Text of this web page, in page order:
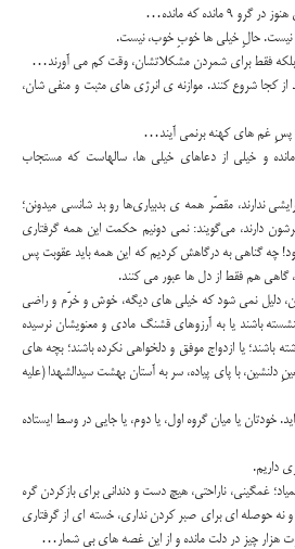
نیست. حالِ خیلی ها خوبِ خوب، نیست.
فقط برای شمردن مشکلاتشان، وقت کم می آورند…
از کجا شروع کنند. موازنه ی انرژی های مثبت و منفی شان،
پسِ غم های کهنه برنمی آیند…
و خیلی از دعاهای خیلی ‌ها، سالهاست که مستجاب
ندارند، مقصّر همه ی بدبیاری‌ها رو بد شانسی میدونن؛
دارند، می‌گویند: نمی دونیم حکمت این همه گرفتاری
چه گناهی به درگاهش کردیم که این همه باید عقوبت پس
گاهی هم فقط از دل ها عبور می کنند.
دلیل نمی شود که خیلی های دیگه، خوش و خرّم و راضی
باشند یا به آرزوهای قشنگ مادی و معنویشان نرسیده
یا ازدواج موفق و دلخواهی نکرده باشند؛ بچه های
دلنشین، با پای پیاده، سر به آستان بهشت سیدالشهدا (علیه
خودتان یا میان گروه اول، یا دوم، یا جایی در وسط ایستاده
داریم.
غمگینی، ناراحتی، هیچ دست و دندانی برای بازکردن گره
حوصله ای برای صبر کردن نداری، خسته ای از گرفتاری
چیز در دلت مانده و از این غصه های بی شمار…